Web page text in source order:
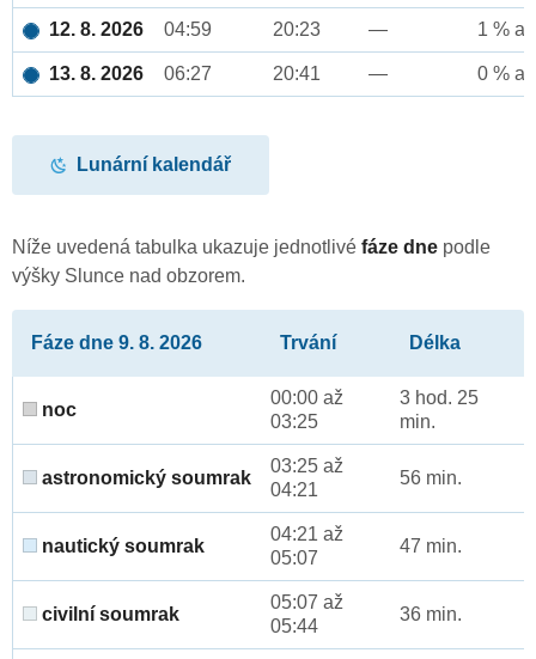
12. 8. 2026 04:59 20:23 — 1 %
13. 8. 2026 06:27 20:41 — 0 %
Lunární kalendář
Níže uvedená tabulka ukazuje jednotlivé fáze dne podle
výšky Slunce nad obzorem.
Fáze dne 9. 8. 2026 Trvání Délka
noc
00:00 až
03:25
3 hod. 25
min.
astronomický soumrak
03:25 až
04:21
56 min.
nautický soumrak
04:21 až
05:07
47 min.
civilní soumrak
05:07 až
05:44
36 min.